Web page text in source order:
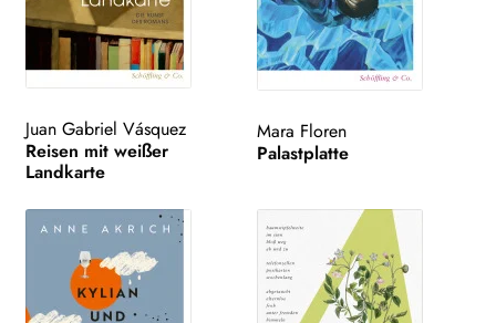
Juan Gabriel Vásquez
Reisen mit weißer
Landkarte
Mara Floren
Palastplatte